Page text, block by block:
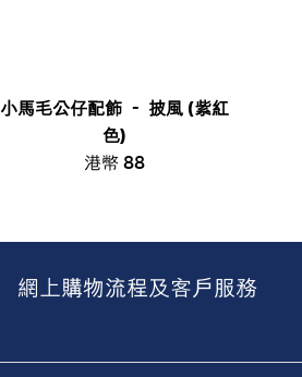
小馬毛公仔配飾 － 披風 (紫紅
色)
港幣 88
網上購物流程及客戶服務